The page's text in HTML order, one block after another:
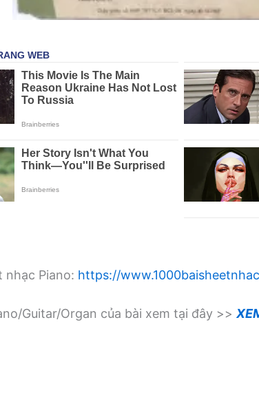
nhạc Piano: https://
Guitar/Organ của bài xem tại đây >>